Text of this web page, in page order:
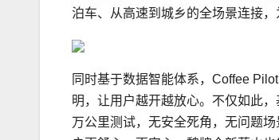
泊车、从高速到城乡的全场景连接
同时基于数据智能体系，Coffee
明，让用户越开越放心。不仅如此
万公里测试，无安全死角，无问题